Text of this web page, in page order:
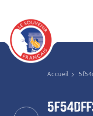
Accueil